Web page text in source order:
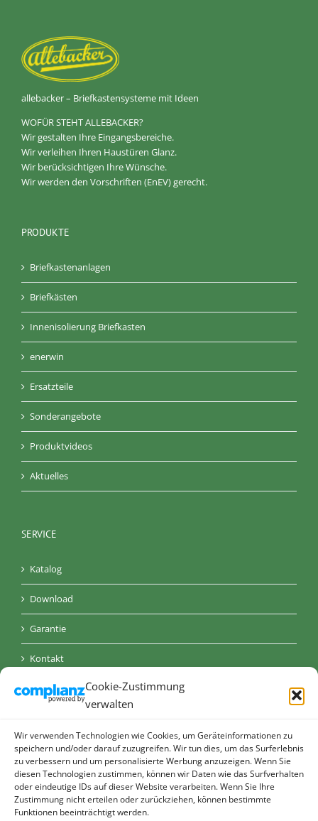
Cookie-Zustimmung
verwalten
Wir verwenden Technologien wie Cookies, um Geräteinformationen zu
speichern und/oder darauf zuzugreifen. Wir tun dies, um das Surferlebnis
zu verbessern und um personalisierte Werbung anzuzeigen. Wenn Sie
diesen Technologien zustimmen, können wir Daten wie das Surfverhalten
oder eindeutige IDs auf dieser Website verarbeiten. Wenn Sie Ihre
Zustimmung nicht erteilen oder zurückziehen, können bestimmte
Funktionen beeinträchtigt werden.
allebacker – Briefkastensysteme mit Ideen
WOFÜR STEHT ALLEBACKER?
Wir gestalten Ihre Eingangsbereiche.
Wir verleihen Ihren Haustüren Glanz.
Wir berücksichtigen Ihre Wünsche.
Wir werden den Vorschriften (EnEV) gerecht.
PRODUKTE
Briefkastenanlagen
Briefkästen
Innenisolierung Briefkasten
enerwin
Ersatzteile
Sonderangebote
Produktvideos
Aktuelles
SERVICE
Katalog
Download
Garantie
Kontakt
AGB
Impressum
Cookie-Richtlinie (EU)